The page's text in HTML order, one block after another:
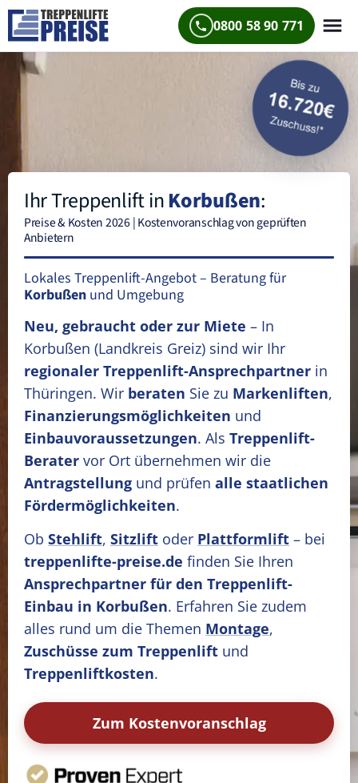
0800 58 90 771
Ihr Treppenlift inKorbußen:
Preise & Kosten 2026 | Kostenvoranschlag von geprüften
Anbietern
Lokales Treppenlift-Angebot – Beratung für
Korbußen und Umgebung
Neu, gebraucht oder zur Miete – In
Korbußen (Landkreis Greiz) sind wir Ihr
regionaler Treppenlift-Ansprechpartner in
Thüringen. Wir beraten Sie zu Markenliften,
Finanzierungsmöglichkeiten und
Einbauvoraussetzungen. Als Treppenlift-
Berater vor Ort übernehmen wir die
Antragstellung und prüfen alle staatlichen
Fördermöglichkeiten.
Ob Stehlift, Sitzlift oder Plattformlift – bei
treppenlifte-preise.de finden Sie Ihren
Ansprechpartner für den Treppenlift-
Einbau in Korbußen. Erfahren Sie zudem
alles rund um die Themen Montage,
Zuschüsse zum Treppenlift und
Treppenliftkosten.
Zum Kostenvoranschlag